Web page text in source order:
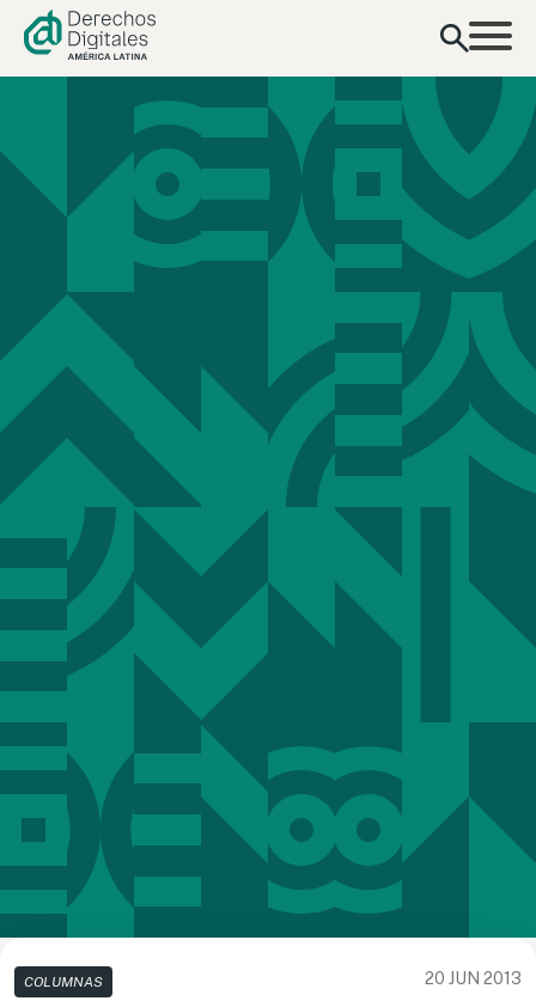
contenido
COLUMNAS 20 JUN 2013